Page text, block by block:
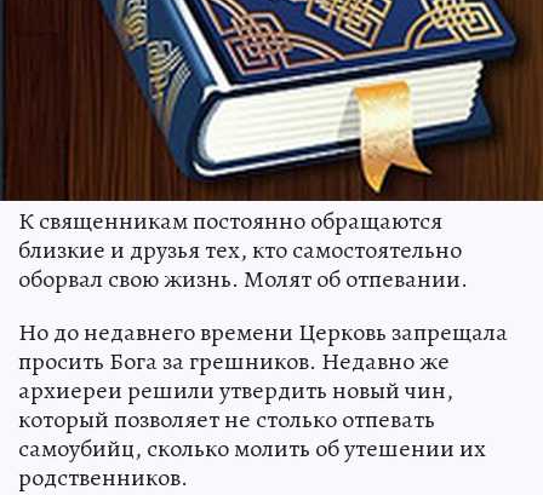
К священникам постоянно обращаются
близкие и друзья тех, кто самостоятельно
оборвал свою жизнь. Молят об отпевании.
Но до недавнего времени Церковь запрещала
просить Бога за грешников. Недавно же
архиереи решили утвердить новый чин,
который позволяет не столько отпевать
самоубийц, сколько молить об утешении их
родственников.